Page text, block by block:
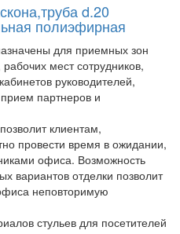
d.20
полиэфирная
для приемных зон
мест сотрудников,
руководителей,
партнеров и
клиентам,
провести время в ожидании,
офиса. Возможность
вариантов отделки позволит
неповторимую
стульев для посетителей